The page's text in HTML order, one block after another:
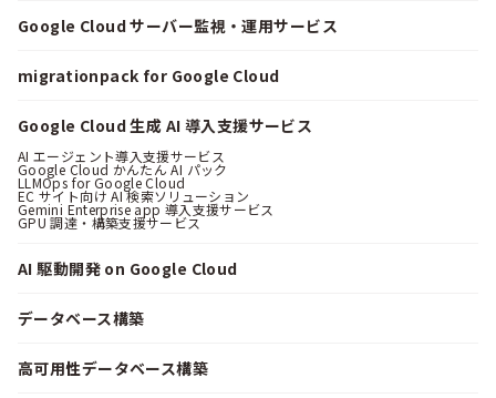
Google Cloud サーバー監視・運用サービス
migrationpack for Google Cloud
Google Cloud 生成 AI 導入支援サービス
AI エージェント導入支援サービス
Google Cloud かんたん AI パック
LLMOps for Google Cloud
EC サイト向け AI 検索ソリューション
Gemini Enterprise app 導入支援サービス
GPU 調達・構築支援サービス
AI 駆動開発 on Google Cloud
データベース構築
高可用性データベース構築